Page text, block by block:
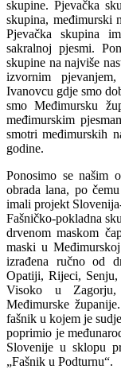
skupine. Pjevačka
skupina, međimurski
Pjevačka skupina
sakralnoj pjesmi.
skupine na najviše
izvornim
Ivanovcu gdje smo
smo Međimursku
međimurskim
smotri međimurskih
godine.
Ponosimo se našim
obrada lana, po
imali projekt
Fašničko-pokladna
drvenom maskom
maski u
izrađena ručno od
Opatiji, Rijeci,
Visoko u
Međimurske
fašnik u kojem je
poprimio je
Slovenije u sklopu
„Fašnik u Podturnu“.